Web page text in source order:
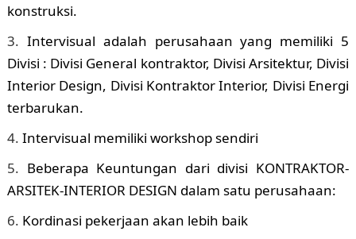
konstruksi.
Intervisual adalah perusahaan yang memiliki 5
Divisi : Divisi General kontraktor, Divisi Arsitektur, Divisi
Interior Design, Divisi Kontraktor Interior, Divisi Energi
terbarukan.
Intervisual memiliki workshop sendiri
Beberapa Keuntungan dari divisi KONTRAKTOR-
ARSITEK-INTERIOR DESIGN dalam satu perusahaan:
Kordinasi pekerjaan akan lebih baik